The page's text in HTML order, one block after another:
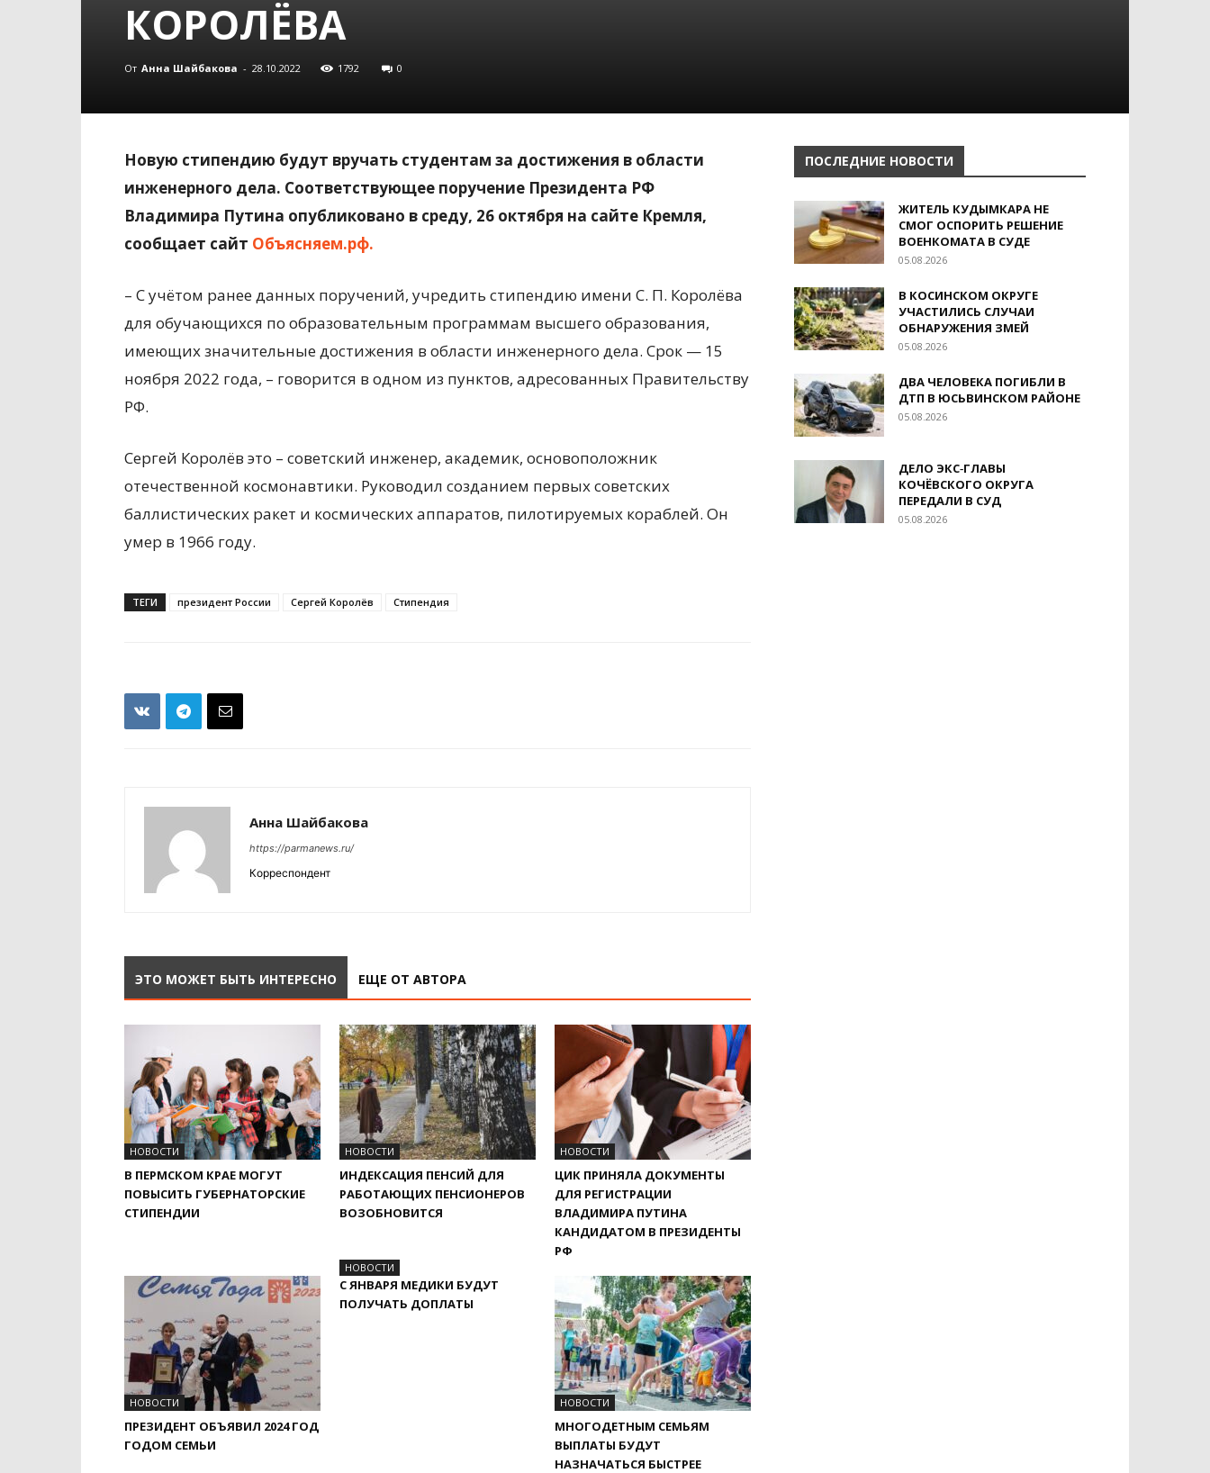
КОРОЛЁВА
От Анна Шайбакова - 28.10.2022 1792 0
Новую стипендию будут вручать студентам за достижения в области
инженерного дела. Соответствующее поручение Президента РФ
Владимира Путина опубликовано в среду, 26 октября на сайте Кремля,
сообщает сайт Объясняем.рф.
– С учётом ранее данных поручений, учредить стипендию имени С. П. Королёва
для обучающихся по образовательным программам высшего образования,
имеющих значительные достижения в области инженерного дела. Срок — 15
ноября 2022 года, – говорится в одном из пунктов, адресованных Правительству
РФ.
Сергей Королёв это – советский инженер, академик, основоположник
отечественной космонавтики. Руководил созданием первых советских
баллистических ракет и космических аппаратов, пилотируемых кораблей. Он
умер в 1966 году.
ТЕГИ президент России Сергей Королёв Стипендия
Анна Шайбакова
https://parmanews.ru/
Корреспондент
ЭТО МОЖЕТ БЫТЬ ИНТЕРЕСНО ЕЩЕ ОТ АВТОРА
НОВОСТИ
В ПЕРМСКОМ КРАЕ МОГУТ
ПОВЫСИТЬ ГУБЕРНАТОРСКИЕ
СТИПЕНДИИ
НОВОСТИ
ИНДЕКСАЦИЯ ПЕНСИЙ ДЛЯ
РАБОТАЮЩИХ ПЕНСИОНЕРОВ
ВОЗОБНОВИТСЯ
НОВОСТИ
ЦИК ПРИНЯЛА ДОКУМЕНТЫ
ДЛЯ РЕГИСТРАЦИИ
ВЛАДИМИРА ПУТИНА
КАНДИДАТОМ В ПРЕЗИДЕНТЫ
РФ
НОВОСТИ
ПРЕЗИДЕНТ ОБЪЯВИЛ 2024 ГОД
ГОДОМ СЕМЬИ
НОВОСТИ
С ЯНВАРЯ МЕДИКИ БУДУТ
ПОЛУЧАТЬ ДОПЛАТЫ
НОВОСТИ
МНОГОДЕТНЫМ СЕМЬЯМ
ВЫПЛАТЫ БУДУТ
НАЗНАЧАТЬСЯ БЫСТРЕЕ
ПОСЛЕДНИЕ НОВОСТИ
ЖИТЕЛЬ КУДЫМКАРА НЕ
СМОГ ОСПОРИТЬ РЕШЕНИЕ
ВОЕНКОМАТА В СУДЕ
05.08.2026
В КОСИНСКОМ ОКРУГЕ
УЧАСТИЛИСЬ СЛУЧАИ
ОБНАРУЖЕНИЯ ЗМЕЙ
05.08.2026
ДВА ЧЕЛОВЕКА ПОГИБЛИ В
ДТП В ЮСЬВИНСКОМ РАЙОНЕ
05.08.2026
ДЕЛО ЭКС‑ГЛАВЫ
КОЧЁВСКОГО ОКРУГА
ПЕРЕДАЛИ В СУД
05.08.2026